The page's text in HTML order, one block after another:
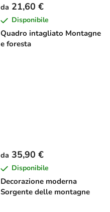
Quadro intagliato Montagne
e foresta
da 21,60 €
Disponibile
Decorazione moderna
Sorgente delle montagne
da 35,90 €
Disponibile